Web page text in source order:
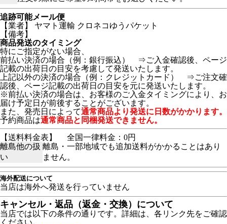
追跡可能メール便
【業者】 ヤマト運輸 クロネコゆうパケット
【備考】
商品発送のタイミング
特にご指定がない場合、
前払い決済の場合（例：銀行振込） ⇒ご入金確認後、ページ
記載の出荷日の目安を考慮して発送いたします。
上記以外の決済の場合（例：クレジットカード） ⇒ご注文確
認後、ページ記載の出荷日の目安を元に発送いたします。
※前払い決済の場合は、お客様のご入金タイミングにより、お
届け予定日が前後することがございます。
また、発売日によって通常商品より発送に日数がかかります。
予約商品は通常商品と同梱発送できません。
【送料料金表】
全国一律料金：0円
離島他の扱
い
離島・一部地域でも追加送料がかかることはあり
ません。
海外配送について
当店は海外へ発送を行っていません
キャンセル・返品（返金・交換）について
当店では以下の条件の通りです。詳細は、各リンク先をご確認